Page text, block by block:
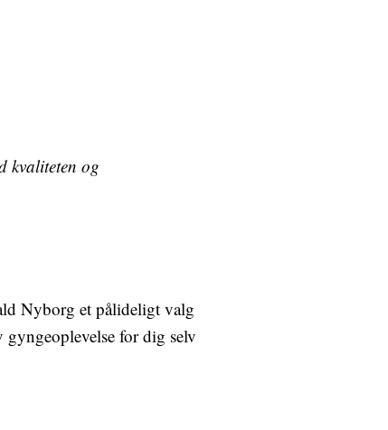
kvaliteten og
Nyborg et pålideligt valg
for dig selv